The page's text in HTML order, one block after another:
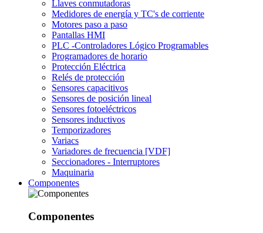
Llaves conmutadoras
Medidores de energía y TC's de corriente
Motores paso a paso
Pantallas HMI
PLC -Controladores Lógico Programables
Programadores de horario
Protección Eléctrica
Relés de protección
Sensores capacitivos
Sensores de posición lineal
Sensores fotoeléctricos
Sensores inductivos
Temporizadores
Variacs
Variadores de frecuencia [VDF]
Seccionadores - Interruptores
Maquinaria
Componentes
Componentes